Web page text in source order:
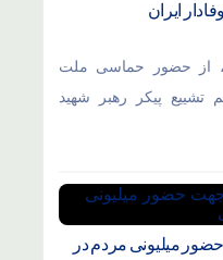
ایران
از حضور حماسی ملت
تشییع پیکر رهبر شهید
میلیونی مردم در